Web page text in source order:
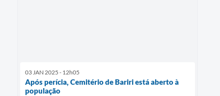
03 JAN 2025 - 12h05
Após perícia, Cemitério de Bariri está aberto à
população